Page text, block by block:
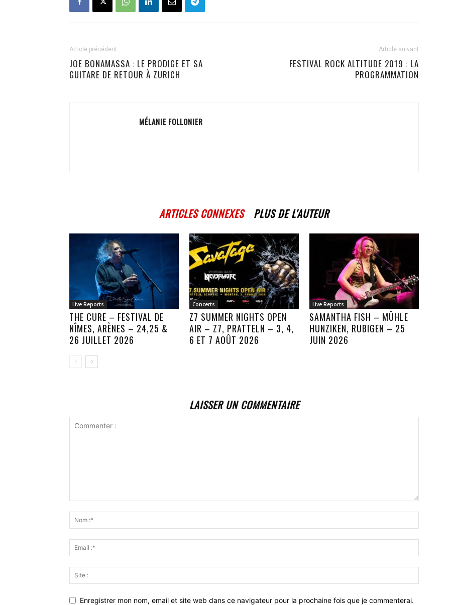
Article précédent
JOE BONAMASSA : LE PRODIGE ET SA
GUITARE DE RETOUR À ZURICH
Article suivant
FESTIVAL ROCK ALTITUDE 2019 : LA
PROGRAMMATION
MÉLANIE FOLLONIER
ARTICLES CONNEXES PLUS DE L'AUTEUR
Live Reports
THE CURE – FESTIVAL DE
NÎMES, ARÈNES – 24,25 &
26 JUILLET 2026
Concerts
Z7 SUMMER NIGHTS OPEN
AIR – Z7, PRATTELN – 3, 4,
6 ET 7 AOÛT 2026
Live Reports
SAMANTHA FISH – MÜHLE
HUNZIKEN, RUBIGEN – 25
JUIN 2026
LAISSER UN COMMENTAIRE
Enregistrer mon nom, email et site web dans ce navigateur pour la prochaine fois que je commenterai.